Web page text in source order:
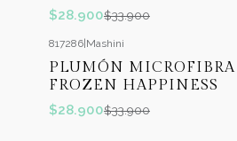
$28.900$33.900
OFF
817286|Mashini
PLUMÓN
FROZEN HAPPINESS
$28.900$33.900